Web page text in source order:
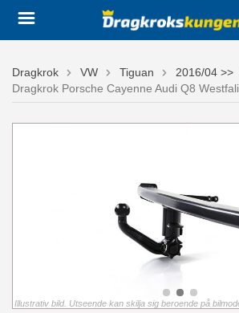
Dragkrok VW Tiguan
2016/04 >>
Dragkrok Porsche Cayenne Audi Q8
Illustrativ bild. Utseende kan skilja sig beroende på